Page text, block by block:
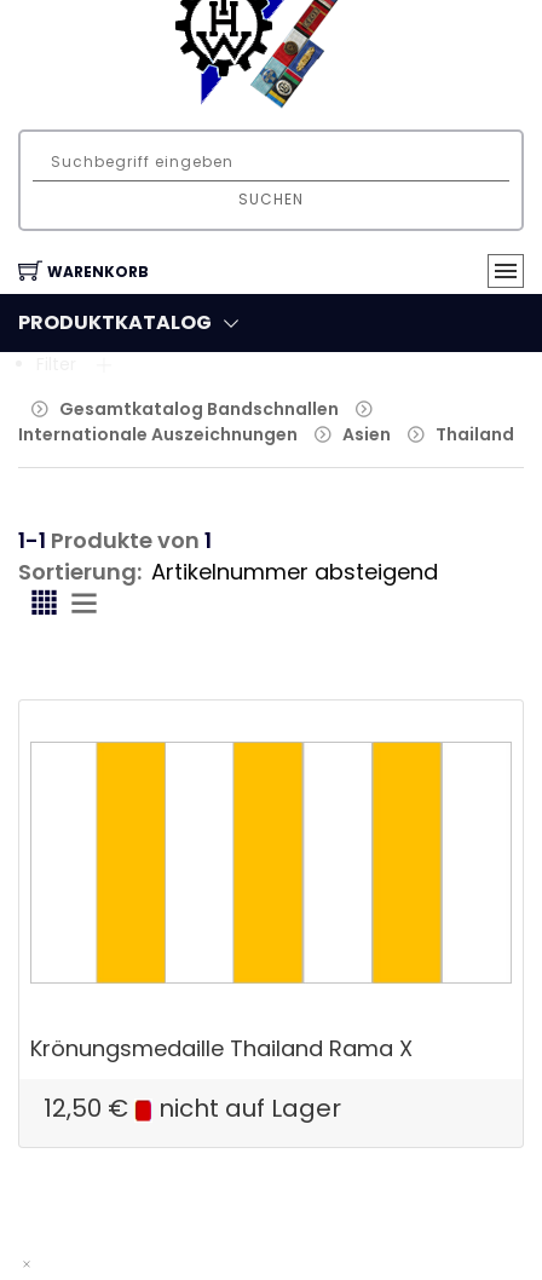
SUCHEN
WARENKORB
PRODUKTKATALOG
Gesamtkatalog Bandschnallen
Internationale Auszeichnungen
Asien Thailand
1-1 Produkte von 1
Sortierung:
Krönungsmedaille Thailand Rama X
12,50 € nicht auf Lager